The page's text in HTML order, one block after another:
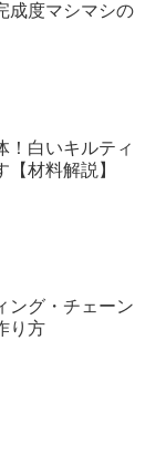
成度マシマシの
！白いキルティ
【材料解説】
ング・チェーン
り方